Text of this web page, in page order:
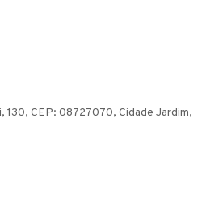
130, CEP: 08727070, Cidade Jardim,